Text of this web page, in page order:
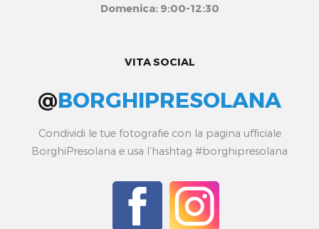
Domenica: 9:00-12:30
VITA SOCIAL
@BORGHIPRESOLANA
Condividi le tue fotografie con la pagina ufficiale
BorghiPresolana e usa l’hashtag #borghipresolana